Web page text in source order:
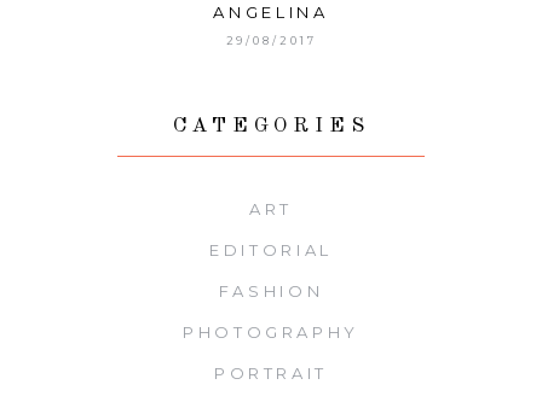
ANGELINA
29/08/2017
CATEGORIES
ART
EDITORIAL
FASHION
PHOTOGRAPHY
PORTRAIT